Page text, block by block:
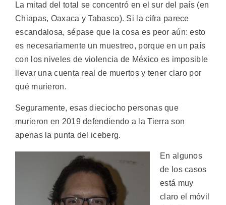
La mitad del total se concentró en el sur del país (en
Chiapas, Oaxaca y Tabasco). Si la cifra parece
escandalosa, sépase que la cosa es peor aún: esto
es necesariamente un muestreo, porque en un país
con los niveles de violencia de México es imposible
llevar una cuenta real de muertos y tener claro por
qué murieron.
Seguramente, esas dieciocho personas que
murieron en 2019 defendiendo a la Tierra son
apenas la punta del iceberg.
En algunos
de los casos
está muy
claro el móvil